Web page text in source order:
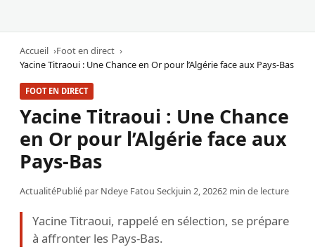
Accueil
Foot en direct
Yacine Titraoui : Une Chance en Or pour l’Algérie face aux Pays-Bas
FOOT EN DIRECT
Yacine Titraoui : Une Chance
en Or pour l’Algérie face aux
Pays-Bas
ActualitéPublié par Ndeye Fatou Seckjuin 2, 20262 min de lecture
Yacine Titraoui, rappelé en sélection, se prépare
à affronter les Pays-Bas.